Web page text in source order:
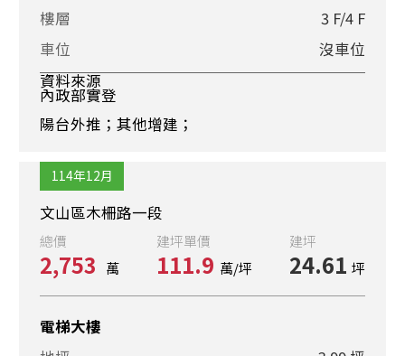
樓層
3 F/4 F
車位
沒車位
資料來源
內政部實登
陽台外推；其他增建；
114年12月
文山區木柵路一段
總價
2,753 萬
建坪單價
111.9 萬/坪
建坪
24.61 坪
電梯大樓